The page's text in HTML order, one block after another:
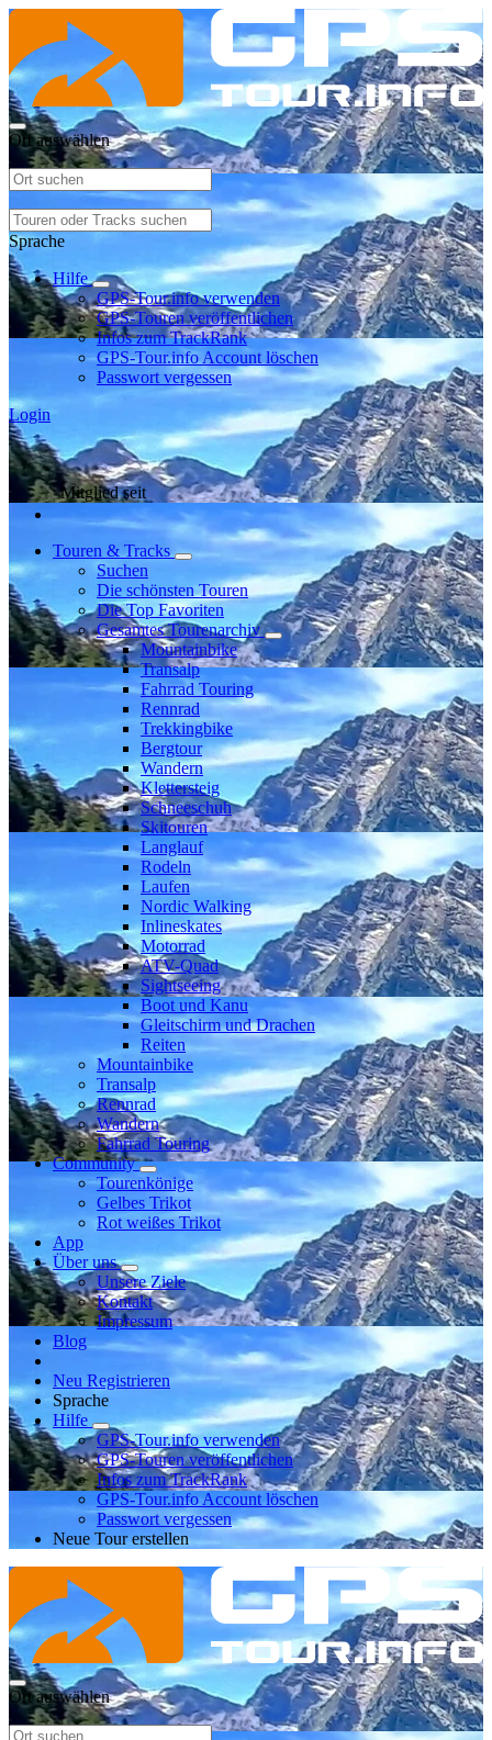
Ort auswählen
Sprache
Hilfe
GPS-Tour.info verwenden
GPS-Touren veröffentlichen
Infos zum TrackRank
GPS-Tour.info Account löschen
Passwort vergessen
Login
Mitglied seit
Touren & Tracks
Suchen
Die schönsten Touren
Die Top Favoriten
Gesamtes Tourenarchiv
Mountainbike
Transalp
Fahrrad Touring
Rennrad
Trekkingbike
Bergtour
Wandern
Klettersteig
Schneeschuh
Skitouren
Langlauf
Rodeln
Laufen
Nordic Walking
Inlineskates
Motorrad
ATV-Quad
Sightseeing
Boot und Kanu
Gleitschirm und Drachen
Reiten
Mountainbike
Transalp
Rennrad
Wandern
Fahrrad Touring
Community
Tourenkönige
Gelbes Trikot
Rot weißes Trikot
App
Über uns
Unsere Ziele
Kontakt
Impressum
Blog
Neu Registrieren
Sprache
Hilfe
GPS-Tour.info verwenden
GPS-Touren veröffentlichen
Infos zum TrackRank
GPS-Tour.info Account löschen
Passwort vergessen
Neue Tour erstellen
Ort auswählen